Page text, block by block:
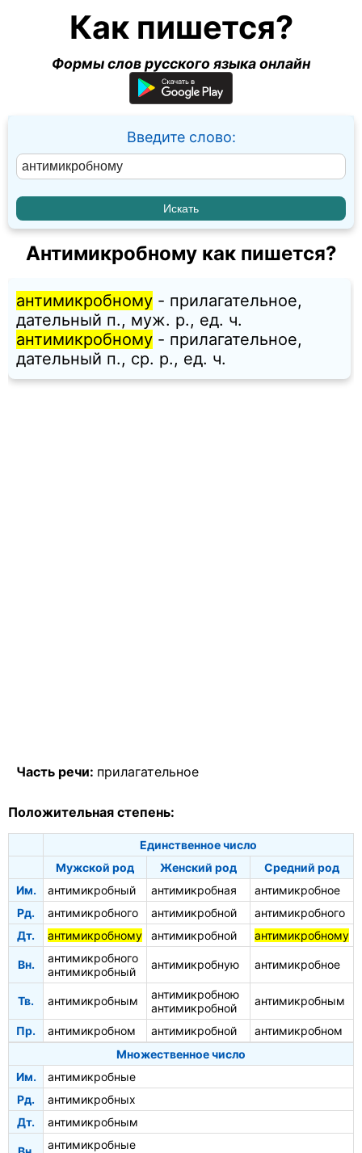
Как пишется?
Формы слов русского языка онлайн
Введите слово:
Антимикробному как пишется?
антимикробному - прилагательное,
дательный п., муж. p., ед. ч.
антимикробному - прилагательное,
дательный п., ср. p., ед. ч.
Часть речи: прилагательное
Положительная степень:
Единственное число
Мужской род
Женский род
Средний род
Им.
антимикробный антимикробная
антимикробное
Рд.
антимикробного антимикробной
антимикробного
Дт.
антимикробному антимикробной антимикробному
Вн.
антимикробного
антимикробный
антимикробную антимикробное
Тв. антимикробным
антимикробною
антимикробной
антимикробным
Пр. антимикробном антимикробной
антимикробном
Множественное число
Им.
антимикробные
Рд.
антимикробных
Дт.
антимикробным
антимикробные